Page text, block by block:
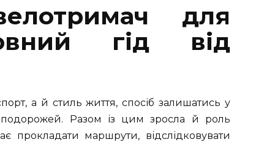
для
гід від
а й стиль життя, спосіб залишатись у
Разом із цим зросла й роль
прокладати маршрути, відслідковувати